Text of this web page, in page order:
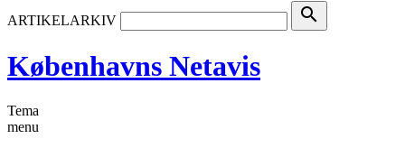
ARTIKELARKIV search
Københavns Netavis
Tema
menu